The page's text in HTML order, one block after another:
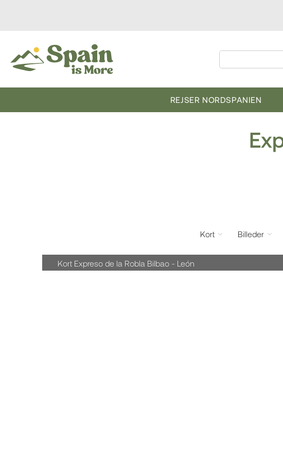
REJSER NORDSPANIEN
Kort Billeder
Kort Expreso de la Robla Bilbao - León